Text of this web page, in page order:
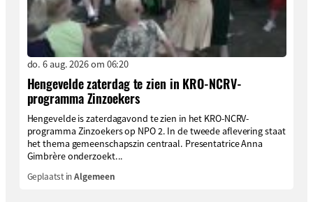
do. 6 aug. 2026 om 06:20
Hengevelde zaterdag te zien in KRO-NCRV-
programma Zinzoekers
Hengevelde is zaterdagavond te zien in het KRO-NCRV-
programma Zinzoekers op NPO 2. In de tweede aflevering staat
het thema gemeenschapszin centraal. Presentatrice Anna
Gimbrère onderzoekt...
Geplaatst inAlgemeen